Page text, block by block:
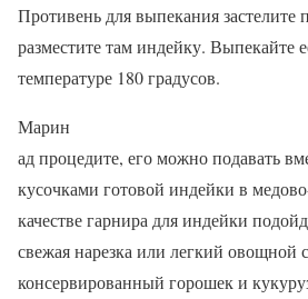
Противень для выпекания застелите
разместите там индейку. Выпекайте
температуре 180 градусов.
Марин
ад процедите, его можно подавать
кусочками готовой индейки в
качестве гарнира для индейки
свежая нарезка или легкий овощной
консервированный горошек и